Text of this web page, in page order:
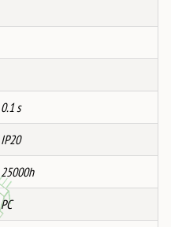
0.1 s
IP20
25000h
PC